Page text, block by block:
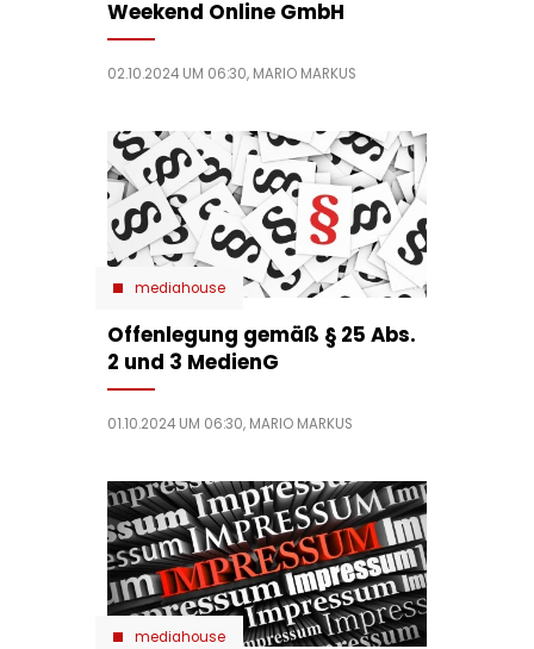
Weekend Online GmbH
02.10.2024 UM 06:30, MARIO MARKUS
mediahouse
Offenlegung gemäß § 25 Abs.
2 und 3 MedienG
01.10.2024 UM 06:30, MARIO MARKUS
mediahouse